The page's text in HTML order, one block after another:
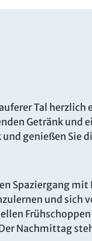
Tal herzlich
Getränk und
genießen Sie
Spaziergang
und sich
Nachmittag